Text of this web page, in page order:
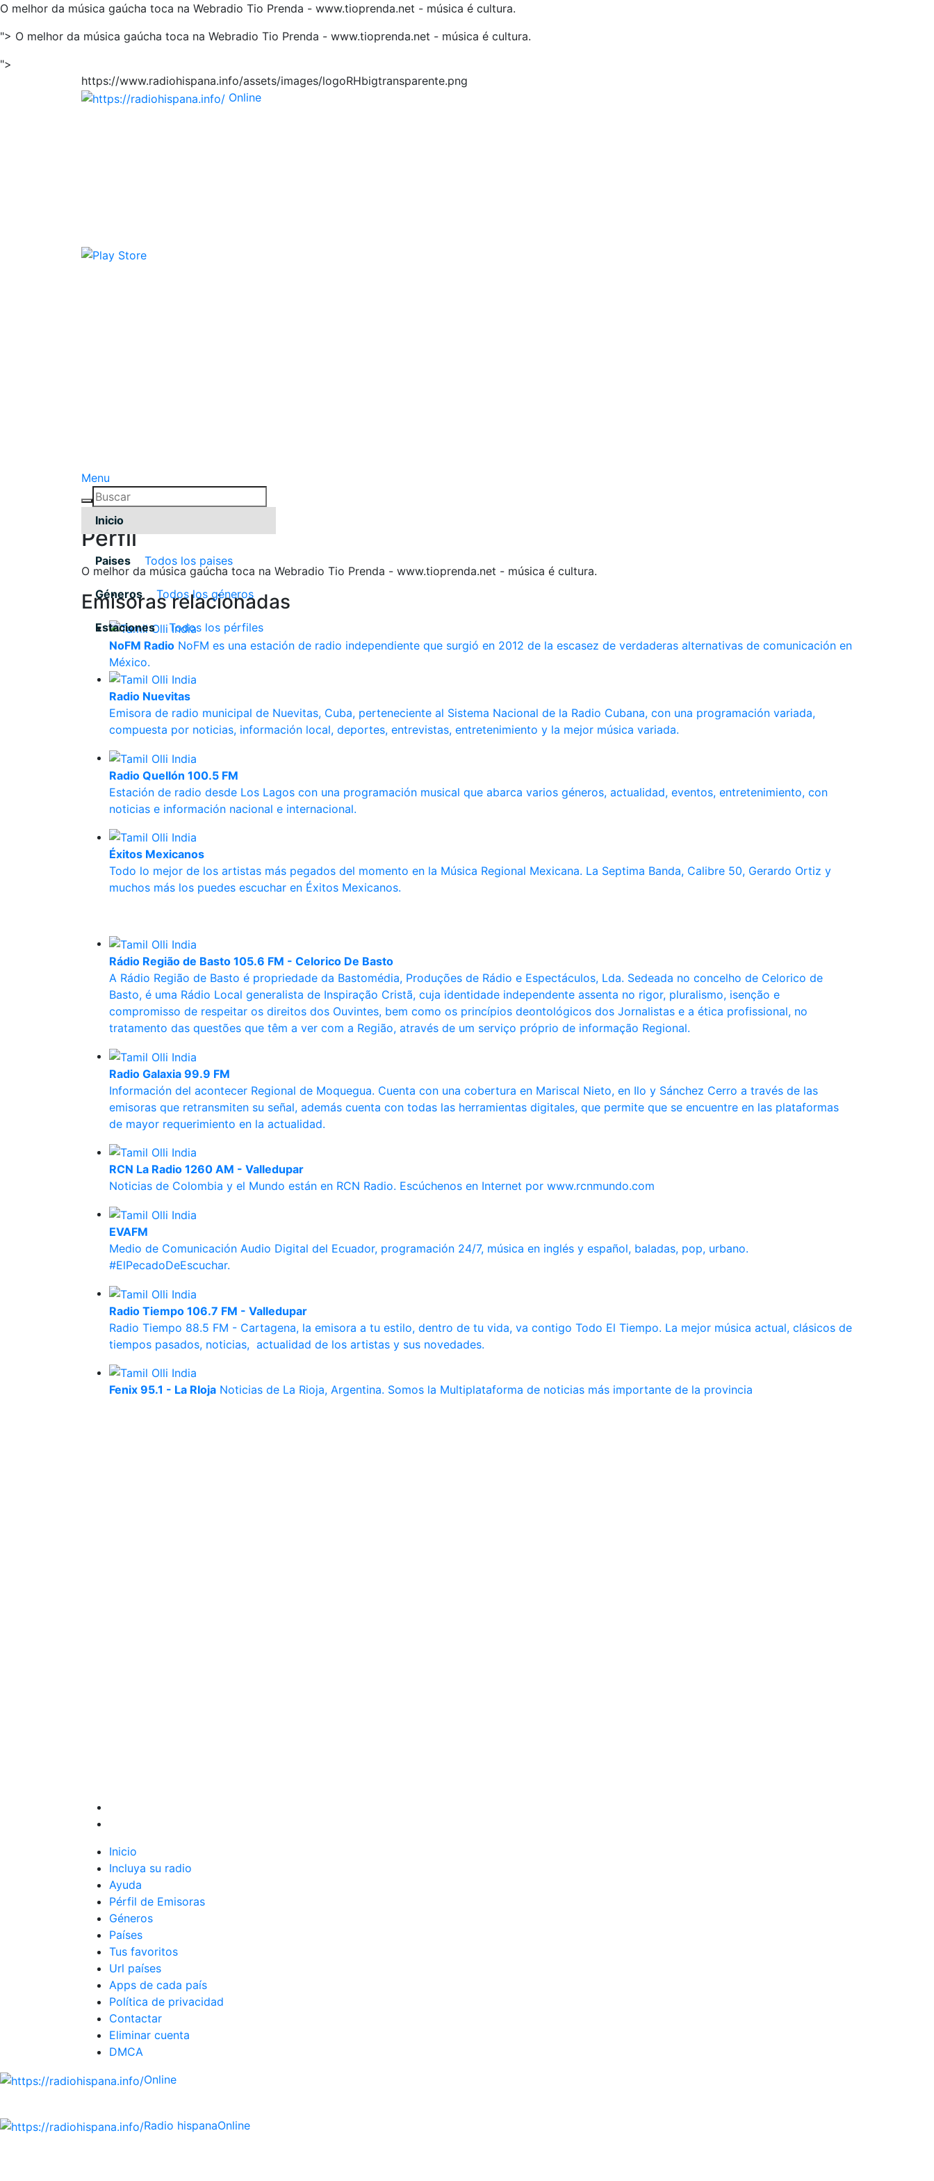
O melhor da música gaúcha toca na Webradio Tio Prenda - www.tioprenda.net - música é cultura.
"> O melhor da música gaúcha toca na Webradio Tio Prenda - www.tioprenda.net - música é cultura.
">
https://www.radiohispana.info/assets/images/logoRHbigtransparente.png
Online
Menu
Inicio
Paises Todos los paises
Géneros Todos los géneros
Estaciones Todos los pérfiles
Pérfil
O melhor da música gaúcha toca na Webradio Tio Prenda - www.tioprenda.net - música é cultura.
Emisoras relacionadas
NoFM Radio NoFM es una estación de radio independiente que surgió en 2012 de la escasez de verdaderas alternativas de comunicación en
México.
Radio Nuevitas
Emisora de radio municipal de Nuevitas, Cuba, perteneciente al Sistema Nacional de la Radio Cubana, con una programación variada,
compuesta por noticias, información local, deportes, entrevistas, entretenimiento y la mejor música variada.
Radio Quellón 100.5 FM
Estación de radio desde Los Lagos con una programación musical que abarca varios géneros, actualidad, eventos, entretenimiento, con
noticias e información nacional e internacional.
Éxitos Mexicanos
Todo lo mejor de los artistas más pegados del momento en la Música Regional Mexicana. La Septima Banda, Calibre 50, Gerardo Ortiz y
muchos más los puedes escuchar en Éxitos Mexicanos.
Rádio Região de Basto 105.6 FM - Celorico De Basto
A Rádio Região de Basto é propriedade da Bastomédia, Produções de Rádio e Espectáculos, Lda. Sedeada no concelho de Celorico de
Basto, é uma Rádio Local generalista de Inspiração Cristã, cuja identidade independente assenta no rigor, pluralismo, isenção e
compromisso de respeitar os direitos dos Ouvintes, bem como os princípios deontológicos dos Jornalistas e a ética profissional, no
tratamento das questões que têm a ver com a Região, através de um serviço próprio de informação Regional.
Radio Galaxia 99.9 FM
Información del acontecer Regional de Moquegua. Cuenta con una cobertura en Mariscal Nieto, en Ilo y Sánchez Cerro a través de las
emisoras que retransmiten su señal, además cuenta con todas las herramientas digitales, que permite que se encuentre en las plataformas
de mayor requerimiento en la actualidad.
RCN La Radio 1260 AM - Valledupar
Noticias de Colombia y el Mundo están en RCN Radio. Escúchenos en Internet por www.rcnmundo.com
EVAFM
Medio de Comunicación Audio Digital del Ecuador, programación 24/7, música en inglés y español, baladas, pop, urbano.
#ElPecadoDeEscuchar.
Radio Tiempo 106.7 FM - Valledupar
Radio Tiempo 88.5 FM - Cartagena, la emisora a tu estilo, dentro de tu vida, va contigo Todo El Tiempo. La mejor música actual, clásicos de
tiempos pasados, noticias, actualidad de los artistas y sus novedades.
Fenix 95.1 - La RIoja Noticias de La Rioja, Argentina. Somos la Multiplataforma de noticias más importante de la provincia
Inicio
Incluya su radio
Ayuda
Pérfil de Emisoras
Géneros
Países
Tus favoritos
Url países
Apps de cada país
Política de privacidad
Contactar
Eliminar cuenta
DMCA
Online
Radio hispanaOnline